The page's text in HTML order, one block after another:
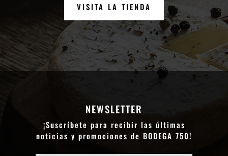
VISITA LA TIENDA
NEWSLETTER
¡Suscríbete para recibir las últimas
noticias y promociones de BODEGA 750!